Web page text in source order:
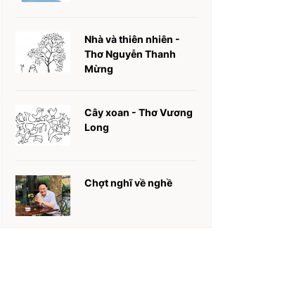
Nhà và thiên nhiên -
Thơ Nguyễn Thanh
Mừng
Cây xoan - Thơ Vương
Long
Chợt nghĩ về nghề